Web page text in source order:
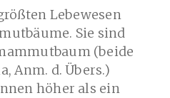
Lebewesen
Sie sind
(beide
Anm. d. Übers.)
höher als ein